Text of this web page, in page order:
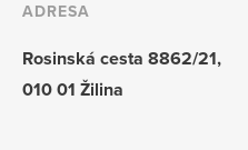
ADRESA
Rosinská cesta 8862/21,
010 01 Žilina